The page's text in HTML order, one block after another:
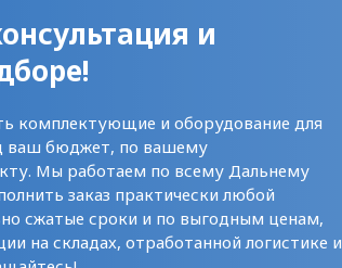
и
комплектующие и оборудование для
ваш бюджет, по вашему
Мы работаем по всему Дальнему
заказ практически любой
сжатые сроки и по выгодным ценам,
на складах, отработанной логистике и